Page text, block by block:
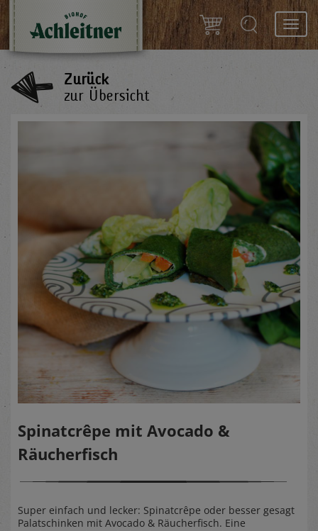
Zurück
zur Übersicht
Spinatcrêpe mit Avocado &
Räucherfisch
Super einfach und lecker: Spinatcrêpe oder besser gesagt
Palatschinken mit Avocado & Räucherfisch. Eine